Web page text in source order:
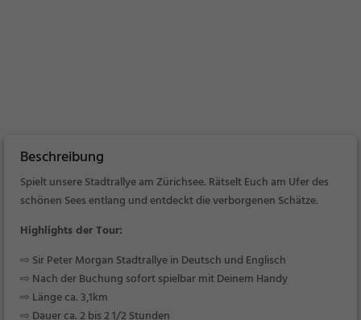
Beschreibung
Spielt unsere Stadtrallye am Zürichsee. Rätselt Euch am Ufer des
schönen Sees entlang und entdeckt die verborgenen Schätze.
Highlights der Tour:
⇨ Sir Peter Morgan Stadtrallye in Deutsch und Englisch
⇨ Nach der Buchung sofort spielbar mit Deinem Handy
⇨ Länge ca. 3,1km